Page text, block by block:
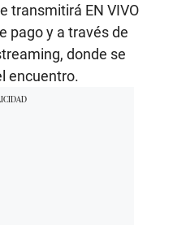
transmitirá EN VIVO
pago y a través de
donde se
encuentro.